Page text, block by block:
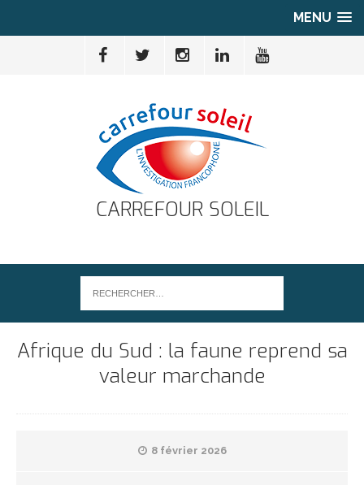
MENU
CARREFOUR SOLEIL
Afrique du Sud : la faune reprend sa
valeur marchande
8 février 2026